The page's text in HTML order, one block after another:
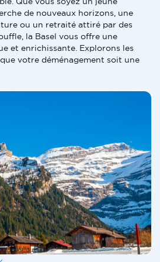
de nouveaux horizons, une
ou un retraité attiré par des
la Basel vous offre une
et enrichissante. Explorons les
votre déménagement soit une